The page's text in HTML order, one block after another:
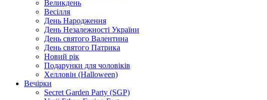
Великдень
Весілля
День Народження
День Незалежності України
День святого Валентина
День святого Патрика
Новий рік
Подарунки для чоловіків
Хелловін (Halloween)
Вечірки
Secret Garden Party (SGP)